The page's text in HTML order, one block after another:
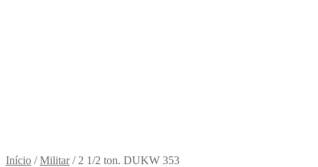
Início /Militar/ 2 1/2 ton. DUKW 353